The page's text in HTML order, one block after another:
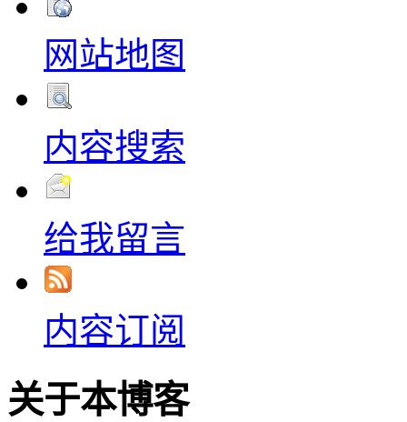
网站地图
内容搜索
给我留言
内容订阅
关于本博客